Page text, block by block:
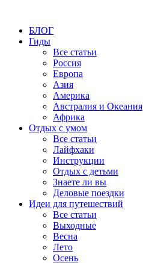
БЛОГ
Гиды
Все статьи
Россия
Европа
Азия
Америка
Австралия и Океания
Африка
Отдых с умом
Все статьи
Лайфхаки
Инструкции
Отдых с детьми
Знаете ли вы
Деловые поездки
Идеи для путешествий
Все статьи
Выходные
Весна
Лето
Осень